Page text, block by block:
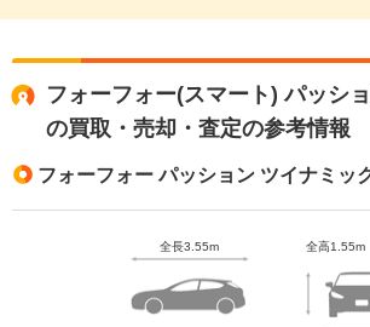
フォーフォー(スマート) パッシ
の買取・売却・査定の参考情報
フォーフォー パッション ツイナミッ
全長3.55m 全高1.55m